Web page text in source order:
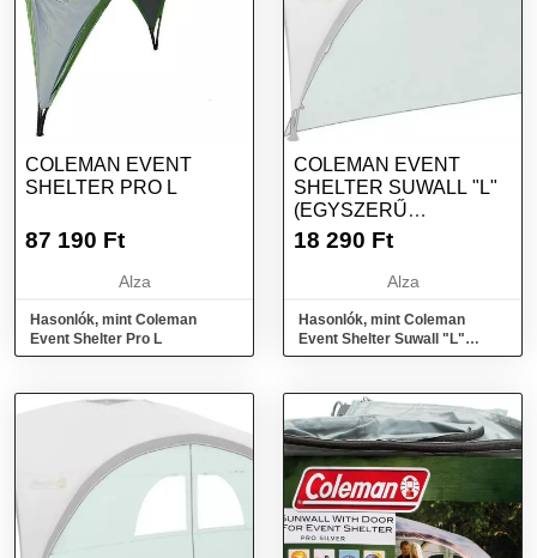
COLEMAN EVENT
SHELTER PRO L
87 190 Ft
Alza
Hasonlók, mint Coleman
Event Shelter Pro L
COLEMAN EVENT
SHELTER SUWALL "L"
(EGYSZERŰ
OLDALPONYVA
18 290 Ft
Alza
Hasonlók, mint Coleman
Event Shelter Suwall "L"
(egyszerű oldalponyva